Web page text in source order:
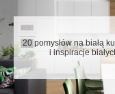
20 pomysłów na białą